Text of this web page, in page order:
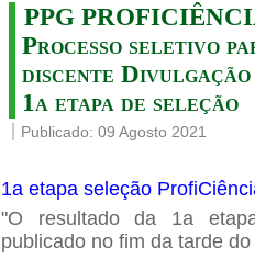
PPG
Processo seletivo
discente
1a etapa de seleção
Publicado: 09 Agosto 2021
1a etapa seleção
"O resultado da 1a
publicado no fim da tarde